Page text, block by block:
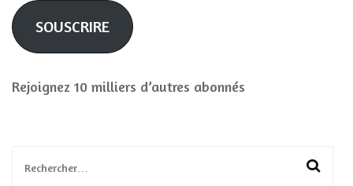
SOUSCRIRE
Rejoignez 10 milliers d’autres abonnés
Rechercher :